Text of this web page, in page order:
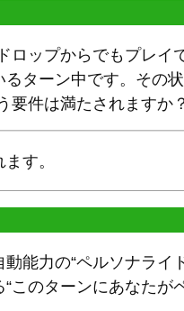
ロップからでもプレイ
るターン中です。その
要件は満たされますか？
す。
能力の“ペルソナライ
このターンにあなたが